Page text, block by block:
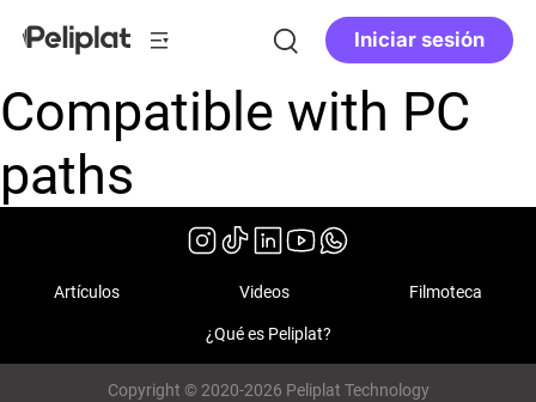
Iniciar sesión
Compatible with PC
paths
Artículos Videos Filmoteca
¿Qué es Peliplat?
Copyright © 2020-2026 Peliplat Technology